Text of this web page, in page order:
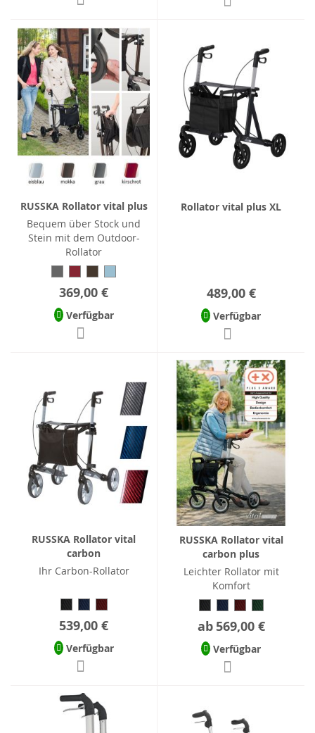
RUSSKA Rollator vital plus
Bequem über Stock und
Stein mit dem Outdoor-
Rollator
369,00 €
Verfügbar
Rollator vital plus XL
489,00 €
Verfügbar
RUSSKA Rollator vital
carbon
Ihr Carbon-Rollator
539,00 €
Verfügbar
RUSSKA Rollator vital
carbon plus
Leichter Rollator mit
Komfort
ab 569,00 €
Verfügbar